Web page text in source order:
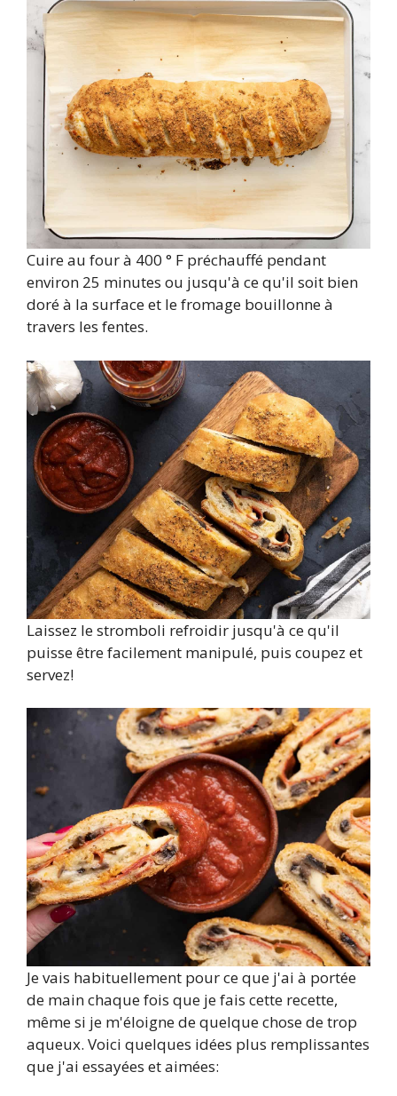
Cuire au four à 400 ° F préchauffé pendant
environ 25 minutes ou jusqu'à ce qu'il soit bien
doré à la surface et le fromage bouillonne à
travers les fentes.
Laissez le stromboli refroidir jusqu'à ce qu'il
puisse être facilement manipulé, puis coupez et
servez!
Je vais habituellement pour ce que j'ai à portée
de main chaque fois que je fais cette recette,
même si je m'éloigne de quelque chose de trop
aqueux. Voici quelques idées plus remplissantes
que j'ai essayées et aimées: